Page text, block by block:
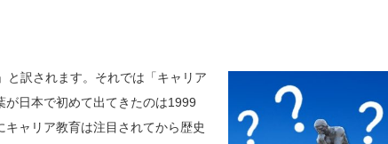
と訳されます。それでは「キャリア
日本で初めて出てきたのは1999
ャリア教育は注目されてから歴史